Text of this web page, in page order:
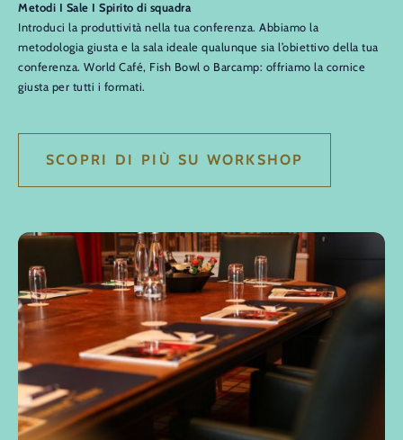
Metodi I Sale I Spirito di squadra
Introduci la produttività nella tua conferenza. Abbiamo la
metodologia giusta e la sala ideale qualunque sia l’obiettivo della tua
conferenza. World Café, Fish Bowl o Barcamp: offriamo la cornice
giusta per tutti i formati.
SCOPRI DI PIÙ SU WORKSHOP